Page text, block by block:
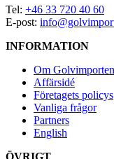
Tel: +46 33 720 40 60
E-post:
INFORMATION
Om Golvimporten
Affärsidé
Företagets policys
Vanliga frågor
Partners
English